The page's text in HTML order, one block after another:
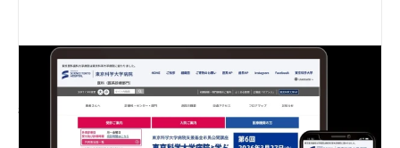
＜医科と歯科の統合を経た国立大学病院の大規模サイトを再設計
し、2015年より継続運用＞
複数担当者による個別更新体制を見直し、更新窓口を一本化。フ
ァイル命名ルールの統一、膨大な診療科情報の再整理を行い、患